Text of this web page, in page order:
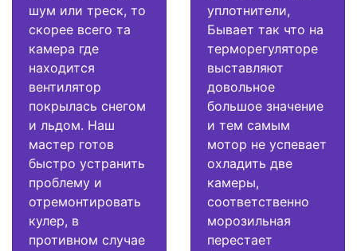
шум или треск, то
скорее всего та
камера где
находится
вентилятор
покрылась снегом
и льдом. Наш
мастер готов
быстро устранить
проблему и
отремонтировать
кулер, в
противном случае
уплотнители,
Бывает так что на
терморегуляторе
выставляют
довольное
большое значение
и тем самым
мотор не успевает
охладить две
камеры,
соответственно
морозильная
перестает